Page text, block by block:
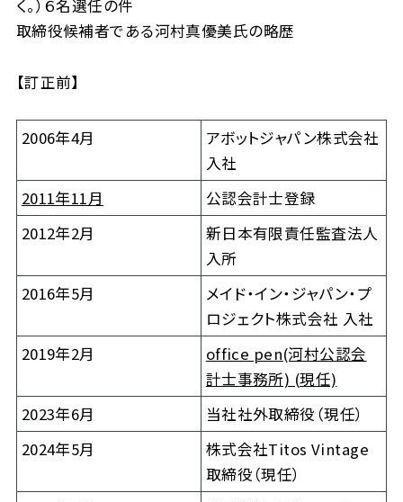
く。）６名選任の件
取締役候補者である河村真優美氏の略歴
【訂正前】
2006年4月
アボットジャパン株式会社
入社
2011年11月
公認会計士登録
2012年2月
新日本有限責任監査法人
入所
2016年5月
メイド・イン・ジャパン・プ
ロジェクト株式会社 入社
2019年2月
office pen(河村公認会
計士事務所) (現任)
2023年6月
当社社外取締役（現任）
2024年5月
株式会社Titos Vintage
取締役（現任）